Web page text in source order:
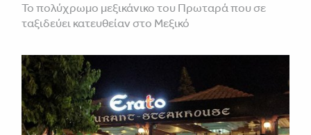
Το πολύχρωμο μεξικάνικο του Πρωταρά που σε
ταξιδεύει κατευθείαν στο Μεξικό